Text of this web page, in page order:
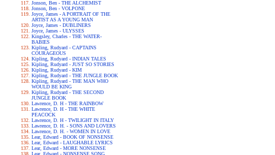
Jonson, Ben - THE ALCHEMIST
Jonson, Ben - VOLPONE
Joyce, James - A PORTRAIT OF THE
ARTIST AS A YOUNG MAN
Joyce, James - DUBLINERS
Joyce, James - ULYSSES
Kingsley, Charles - THE WATER-
BABIES
Kipling, Rudyard - CAPTAINS
COURAGEOUS
Kipling, Rudyard - INDIAN TALES
Kipling, Rudyard - JUST SO STORIES
Kipling, Rudyard - KIM
Kipling, Rudyard - THE JUNGLE BOOK
Kipling, Rudyard - THE MAN WHO
WOULD BE KING
Kipling, Rudyard - THE SECOND
JUNGLE BOOK
Lawrence, D. H - THE RAINBOW
Lawrence, D. H - THE WHITE
PEACOCK
Lawrence, D. H - TWILIGHT IN ITALY
Lawrence, D. H. - SONS AND LOVERS
Lawrence, D. H. - WOMEN IN LOVE
Lear, Edward - BOOK OF NONSENSE
Lear, Edward - LAUGHABLE LYRICS
Lear, Edward - MORE NONSENSE
Lear, Edward - NONSENSE SONG